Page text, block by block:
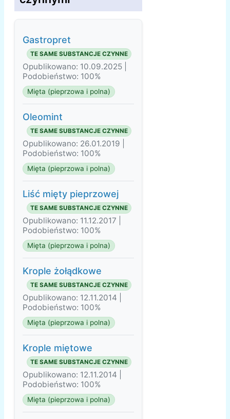
Gastropret
TE SAME SUBSTANCJE CZYNNE
Opublikowano: 10.09.2025 |
Podobieństwo: 100%
Mięta (pieprzowa i polna)
Oleomint
TE SAME SUBSTANCJE CZYNNE
Opublikowano: 26.01.2019 |
Podobieństwo: 100%
Mięta (pieprzowa i polna)
Liść mięty pieprzowej
TE SAME SUBSTANCJE CZYNNE
Opublikowano: 11.12.2017 |
Podobieństwo: 100%
Mięta (pieprzowa i polna)
Krople żołądkowe
TE SAME SUBSTANCJE CZYNNE
Opublikowano: 12.11.2014 |
Podobieństwo: 100%
Mięta (pieprzowa i polna)
Krople miętowe
TE SAME SUBSTANCJE CZYNNE
Opublikowano: 12.11.2014 |
Podobieństwo: 100%
Mięta (pieprzowa i polna)